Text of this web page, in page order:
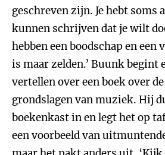
geschreven zijn. Je hebt soms
kunnen schrijven dat je wilt
hebben een boodschap en een
is maar zelden.’ Buunk begint
vertellen over een boek over
grondslagen van muziek. Hij
boekenkast in en legt het op
een voorbeeld van